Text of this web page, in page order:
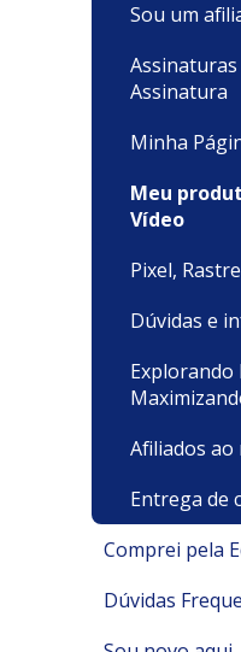
Sou um
Assinaturas
Assinatura
Minha
Meu
Vídeo
Pixel,
Dúvidas e
Explorando
Afiliados
Entrega de
Comprei pela
Suporte
Dúvidas